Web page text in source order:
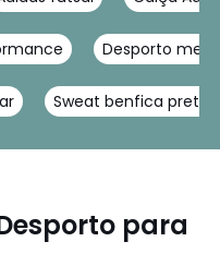
Desporto
Sweat benfica preta
para